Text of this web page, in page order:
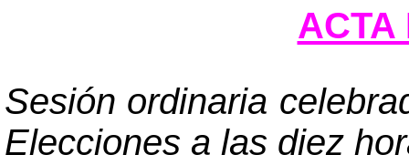
ACTA
Sesión ordinaria
Elecciones a las diez